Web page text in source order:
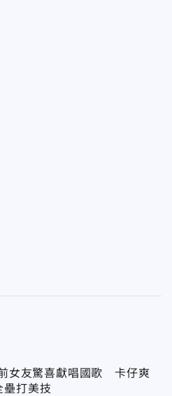
女友驚喜獻唱國歌 卡仔爽
壘打美技